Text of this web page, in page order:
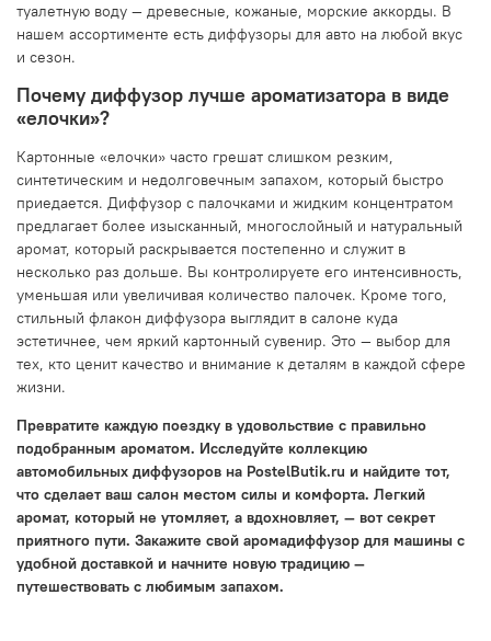
туалетную воду — древесные, кожаные, морские аккорды. В
нашем ассортименте есть диффузоры для авто на любой вкус
и сезон.
Почему диффузор лучше ароматизатора в виде
«елочки»?
Картонные «елочки» часто грешат слишком резким,
синтетическим и недолговечным запахом, который быстро
приедается. Диффузор с палочками и жидким концентратом
предлагает более изысканный, многослойный и натуральный
аромат, который раскрывается постепенно и служит в
несколько раз дольше. Вы контролируете его интенсивность,
уменьшая или увеличивая количество палочек. Кроме того,
стильный флакон диффузора выглядит в салоне куда
эстетичнее, чем яркий картонный сувенир. Это — выбор для
тех, кто ценит качество и внимание к деталям в каждой сфере
жизни.
Превратите каждую поездку в удовольствие с правильно
подобранным ароматом. Исследуйте коллекцию
автомобильных диффузоров на PostelButik.ru и найдите тот,
что сделает ваш салон местом силы и комфорта. Легкий
аромат, который не утомляет, а вдохновляет, — вот секрет
приятного пути. Закажите свой аромадиффузор для машины с
удобной доставкой и начните новую традицию —
путешествовать с любимым запахом.